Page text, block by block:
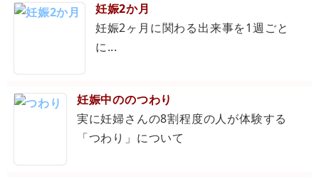
妊娠2か月
妊娠2ヶ月に関わる出来事を1週ごと
に...
妊娠中ののつわり
実に妊婦さんの8割程度の人が体験する
「つわり」について